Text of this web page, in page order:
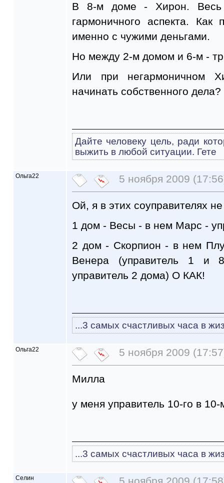
В 8-м доме - Хирон. Весь
гармоничного аспекта. Как
именно с чужими деньгами.
Но между 2-м домом и 6-м -
Или при негармоничном
начинать собственного дела?
Дайте человеку цель, ради
выжить в любой ситуации. Гете
Ольга22 5 ноября 2009
Ой, я в этих соуправителях
1 дом - Весы - в нем Марс -
2 дом - Скорпион - в нем
Венера (управитель 1 и
управитель 2 дома) О КАК!
...3 самых счастливых часа в
Ольга22 5 ноября 2009
Милла
у меня управитель 10-го в 10-
...3 самых счастливых часа в
Селин